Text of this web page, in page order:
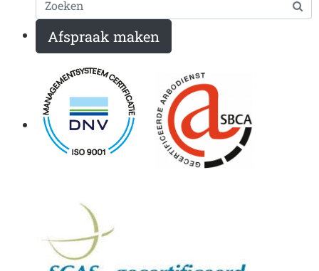
Afspraak maken